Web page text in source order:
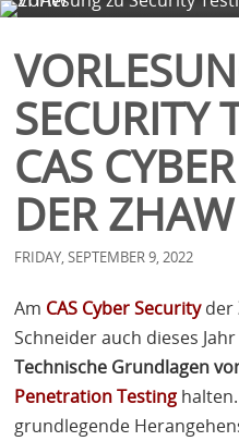
SECURITY
CAS
DER ZHAW
FRIDAY, SEPTEMBER 9, 2022
Am CAS Cyber Securityder
Schneider auch dieses
Technische Grundlagen
Penetration Testing
grundlegende